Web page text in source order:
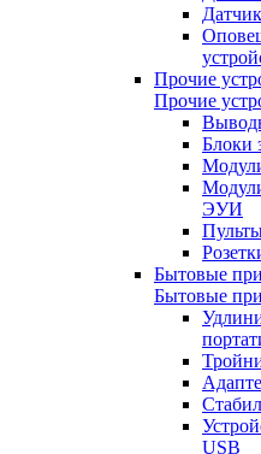
Прочие
Прочие
Блоки
ЭУИ
Бытовые
Бытовые
USB